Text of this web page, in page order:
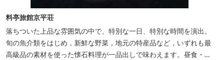
料亭旅館京平荘
落ちついた上品な雰囲気の中で、特別な一日、特別な時間を演出。
旬の魚介類をはじめ，新鮮な野菜，地元の特産品など，いずれも最
高級品の素材を使った懐石料理が一品出しで味わえます。昼食・夕